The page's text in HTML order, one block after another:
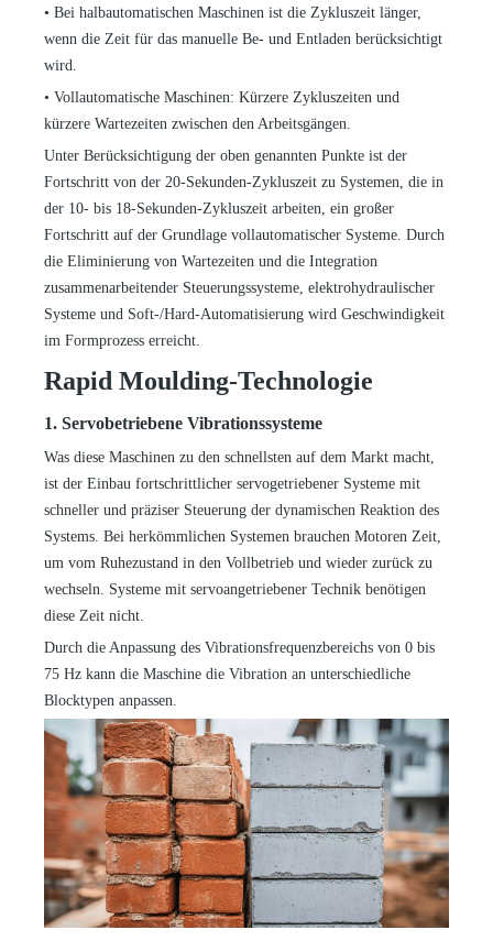
• Bei halbautomatischen Maschinen ist die Zykluszeit länger,
wenn die Zeit für das manuelle Be- und Entladen berücksichtigt
wird.
• Vollautomatische Maschinen: Kürzere Zykluszeiten und
kürzere Wartezeiten zwischen den Arbeitsgängen.
Unter Berücksichtigung der oben genannten Punkte ist der
Fortschritt von der 20-Sekunden-Zykluszeit zu Systemen, die in
der 10- bis 18-Sekunden-Zykluszeit arbeiten, ein großer
Fortschritt auf der Grundlage vollautomatischer Systeme. Durch
die Eliminierung von Wartezeiten und die Integration
zusammenarbeitender Steuerungssysteme, elektrohydraulischer
Systeme und Soft-/Hard-Automatisierung wird Geschwindigkeit
im Formprozess erreicht.
Rapid Moulding-Technologie
1. Servobetriebene Vibrationssysteme
Was diese Maschinen zu den schnellsten auf dem Markt macht,
ist der Einbau fortschrittlicher servogetriebener Systeme mit
schneller und präziser Steuerung der dynamischen Reaktion des
Systems. Bei herkömmlichen Systemen brauchen Motoren Zeit,
um vom Ruhezustand in den Vollbetrieb und wieder zurück zu
wechseln. Systeme mit servoangetriebener Technik benötigen
diese Zeit nicht.
Durch die Anpassung des Vibrationsfrequenzbereichs von 0 bis
75 Hz kann die Maschine die Vibration an unterschiedliche
Blocktypen anpassen.